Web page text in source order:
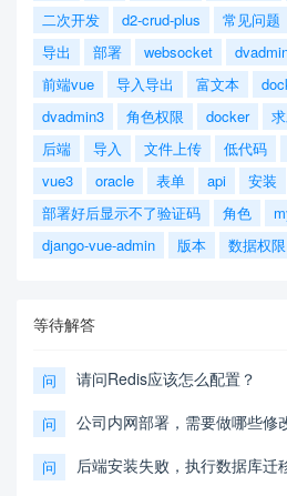
二次开发
d2-crud-plus 常见问题
导出
部署 websocket
前端vue
导入导出 富文本
dvadmin3
角色权限 docker
后端
导入 文件上传 低代码
vue3
oracle 表单 api 安装
部署好后显示不了验证码
角色
django-vue-admin
版本 数据权限
等待解答
问 请问Redis应该怎么配置？
问 公司内网部署，需要做哪些修
问 后端安装失败，执行数据库迁